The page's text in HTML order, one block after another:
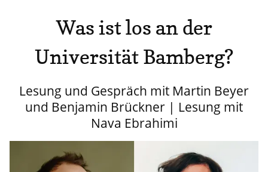
Was ist los an der
Universität Bamberg?
Lesung und Gespräch mit Martin Beyer
und Benjamin Brückner | Lesung mit
Nava Ebrahimi